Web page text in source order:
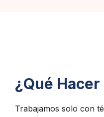
¿Qué
Trabajamos solo con